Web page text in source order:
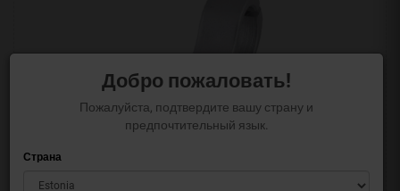
Добро пожаловать!
Пожалуйста, подтвердите вашу страну и
предпочтительный язык.
Страна